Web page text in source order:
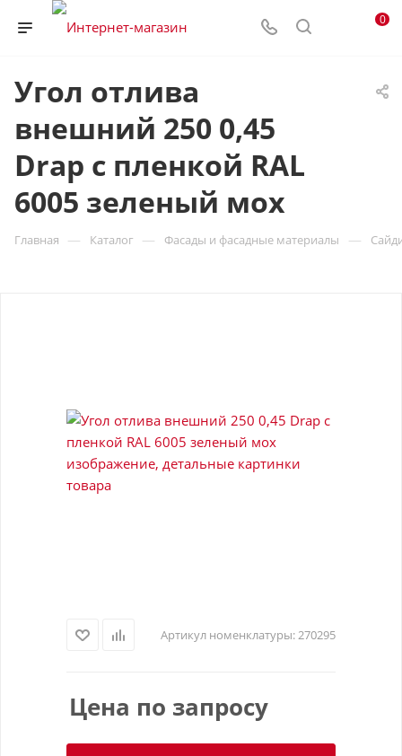
0
Угол отлива
внешний 250 0,45
Drap с пленкой RAL
6005 зеленый мох
Главная — Каталог — Фасады и фасадные материалы —
Артикул номенклатуры:270295
Цена по запросу